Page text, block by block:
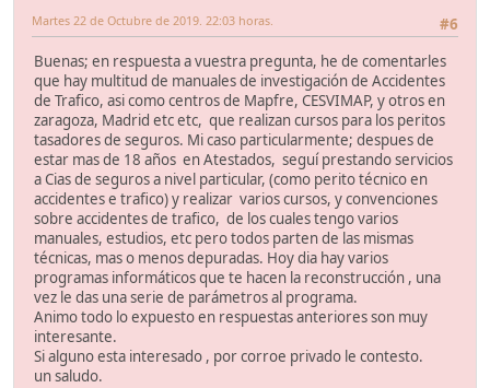
#6
Martes 22 de Octubre de 2019. 22:03 horas.
Buenas; en respuesta a vuestra pregunta, he de comentarles
que hay multitud de manuales de investigación de Accidentes
de Trafico, asi como centros de Mapfre, CESVIMAP, y otros en
zaragoza, Madrid etc etc, que realizan cursos para los peritos
tasadores de seguros. Mi caso particularmente; despues de
estar mas de 18 años en Atestados, seguí prestando servicios
a Cias de seguros a nivel particular, (como perito técnico en
accidentes e trafico) y realizar varios cursos, y convenciones
sobre accidentes de trafico, de los cuales tengo varios
manuales, estudios, etc pero todos parten de las mismas
técnicas, mas o menos depuradas. Hoy dia hay varios
programas informáticos que te hacen la reconstrucción , una
vez le das una serie de parámetros al programa.
Animo todo lo expuesto en respuestas anteriores son muy
interesante.
Si alguno esta interesado , por corroe privado le contesto.
un saludo.